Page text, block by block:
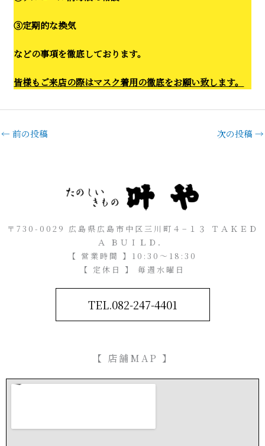
③定期的な換気
などの事項を徹底しております。
皆様もご来店の際はマスク着用の徹底をお願い致します。
← 前の投稿 次の投稿 →
〒730-0029 広島県広島市中区三川町４−１３ ＴＡＫＥＤ
Ａ ＢＵＩＬＤ．
【 営業時間 】10:30～18:30
【 定休日 】 毎週水曜日
TEL.082-247-4401
【 店舗MAP 】